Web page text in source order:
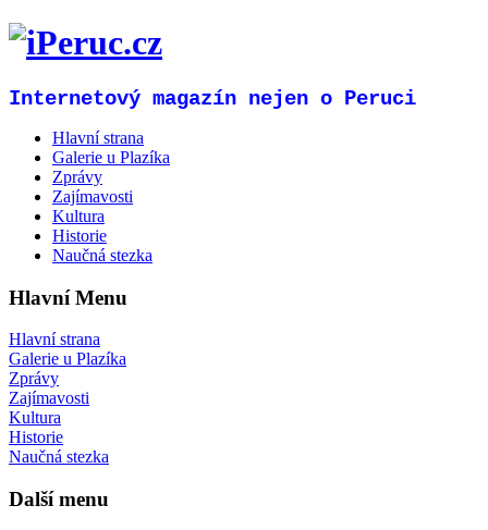
Internetový magazín nejen o Peruci
Hlavní strana
Galerie u Plazíka
Zprávy
Zajímavosti
Kultura
Historie
Naučná stezka
Hlavní Menu
Hlavní strana
Galerie u Plazíka
Zprávy
Zajímavosti
Kultura
Historie
Naučná stezka
Další menu